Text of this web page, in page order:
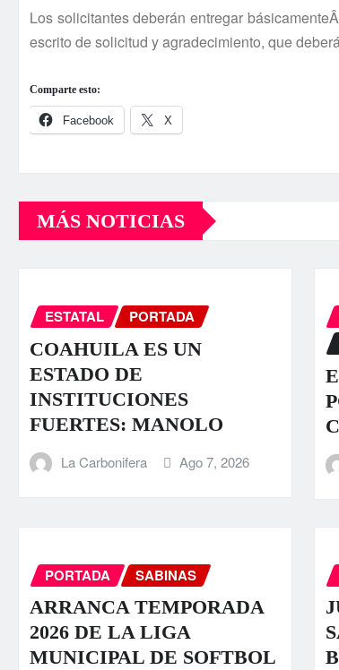
Los solicitantes deberán entregar
escrito de solicitud y agradecimiento, que
Comparte esto:
Facebook X
MÁS NOTICIAS
ESTATAL PORTADA
COAHUILA ES UN
ESTADO DE
INSTITUCIONES
FUERTES: MANOLO
La Carbonifera Ago 7, 2026
PORTADA SABINAS
ARRANCA TEMPORADA
2026 DE LA LIGA
MUNICIPAL DE SOFTBOL